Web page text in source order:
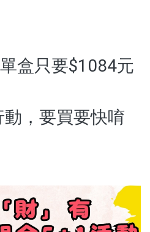
盒只要$1084元
，要買要快唷